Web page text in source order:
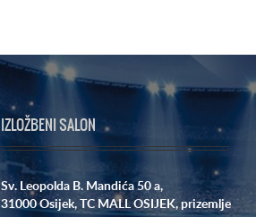
IZLOŽBENI SALON
Sv. Leopolda B. Mandića 50 a,
31000 Osijek,
TC MALL OSIJEK, prizemlje